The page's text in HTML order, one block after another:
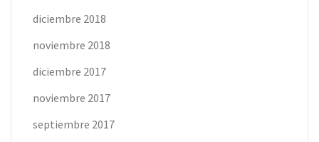
diciembre 2018
noviembre 2018
diciembre 2017
noviembre 2017
septiembre 2017